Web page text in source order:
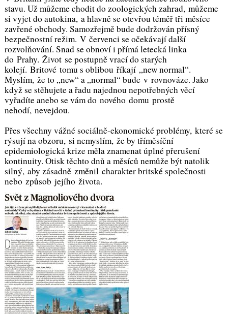
stavu. Už můžeme chodit do zoologických zahrad, můžeme
si vyjet do autokina, a hlavně se otevřou téměř tři měsíce
zavřené obchody. Samozřejmě bude dodržován přísný
bezpečnostní režim. V červenci se očekávají další
rozvolňování. Snad se obnoví i přímá letecká linka
do Prahy. Život se postupně vrací do starých
kolejí. Britové tomu s oblibou říkají „new normal“.
Myslím, že to „new“ a „normal“ bude v rovnováze. Jako
když se stěhujete a řadu najednou nepotřebných věcí
vyřadíte anebo se vám do nového domu prostě
nehodí, nevejdou.
Přes všechny vážné sociálně-ekonomické problémy, které se
rýsují na obzoru, si nemyslím, že by tříměsíční
epidemiologická krize měla znamenat úplné přerušení
kontinuity. Otisk těchto dnů a měsíců nemůže být natolik
silný, aby zásadně změnil charakter britské společnosti
nebo způsob jejího života.